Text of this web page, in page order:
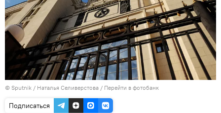
© Sputnik / Наталья Селиверстова / Перейти в фотобанк
Подписаться